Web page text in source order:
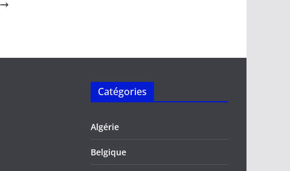
Catégories
Algérie
Belgique